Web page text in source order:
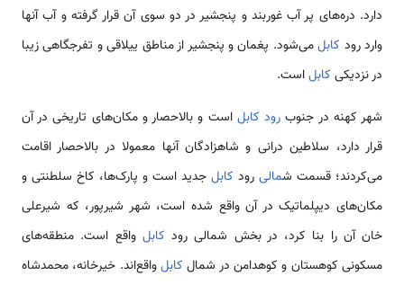
دارد. دره‌های پر آب غوربند و پنجشیر در دو سوی آن قرار گرفته و آب آنها
وارد رود کابلمی‌شود. پغمان و پنجشیر از مناطق ییلاقی و تفرجگاهی زیبا
در نزدیکی کابلاست.
شهر کهنه در جنوب رود کابل است و بالاحصار و مکان‌های تاریخی در آن
قرار دارد، سلاطین درانی و شاهزادگان آنها معمولا در بالاحصار اقامت
می‌کردند؛ قسمت شمالی رود کابل جدید است و پارک‌ها، کاخ سلطنتی و
مکان‌های دیپلماتیک در آن واقع شده است، شهر شیرپور، که شیرعلی
خان آن را بنا کرد، در بخش شمالی رود کابل واقع است. منطقه‌های
مسکونی کوهستان و کوهدامن در شمال کابلواقع‌اند. خیرخانه، محمدشاه